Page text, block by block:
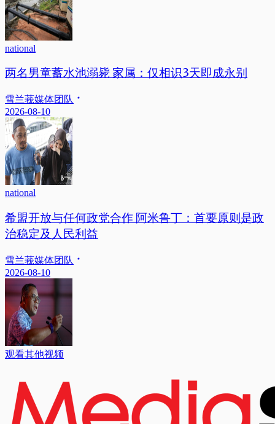
national
两名男童蓄水池溺毙 家属：仅相识3天即成永别
雪兰莪媒体团队
2026-08-10
national
希盟开放与任何政党合作 阿米鲁丁：首要原则是政
治稳定及人民利益
雪兰莪媒体团队
2026-08-10
观看其他视频